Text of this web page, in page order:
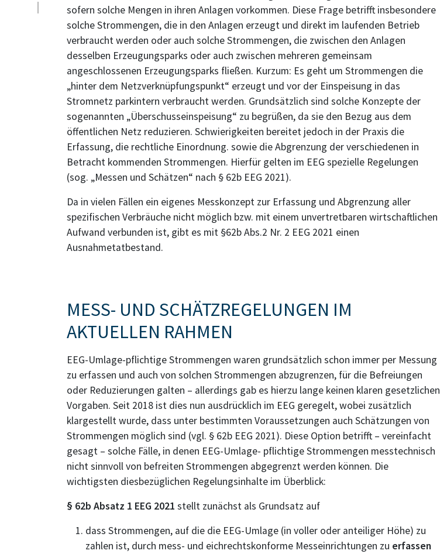
sofern solche Mengen in ihren Anlagen vorkommen. Diese Frage betrifft insbesondere
solche Strommengen, die in den Anlagen erzeugt und direkt im laufenden Betrieb
verbraucht werden oder auch solche Strommengen, die zwischen den Anlagen
desselben Erzeugungsparks oder auch zwischen mehreren gemeinsam
angeschlossenen Erzeugungsparks fließen. Kurzum: Es geht um Strommengen die
„hinter dem Netzverknüpfungspunkt“ erzeugt und vor der Einspeisung in das
Stromnetz parkintern verbraucht werden. Grundsätzlich sind solche Konzepte der
sogenannten „Überschusseinspeisung“ zu begrüßen, da sie den Bezug aus dem
öffentlichen Netz reduzieren. Schwierigkeiten bereitet jedoch in der Praxis die
Erfassung, die rechtliche Einordnung. sowie die Abgrenzung der verschiedenen in
Betracht kommenden Strommengen. Hierfür gelten im EEG spezielle Regelungen
(sog. „Messen und Schätzen“ nach § 62b EEG 2021).
Da in vielen Fällen ein eigenes Messkonzept zur Erfassung und Abgrenzung aller
spezifischen Verbräuche nicht möglich bzw. mit einem unvertretbaren wirtschaftlichen
Aufwand verbunden ist, gibt es mit §62b Abs.2 Nr. 2 EEG 2021 einen
Ausnahmetatbestand.
MESS- UND SCHÄTZREGELUNGEN IM
AKTUELLEN RAHMEN
EEG-Umlage-pflichtige Strommengen waren grundsätzlich schon immer per Messung
zu erfassen und auch von solchen Strommengen abzugrenzen, für die Befreiungen
oder Reduzierungen galten – allerdings gab es hierzu lange keinen klaren gesetzlichen
Vorgaben. Seit 2018 ist dies nun ausdrücklich im EEG geregelt, wobei zusätzlich
klargestellt wurde, dass unter bestimmten Voraussetzungen auch Schätzungen von
Strommengen möglich sind (vgl. § 62b EEG 2021). Diese Option betrifft – vereinfacht
gesagt – solche Fälle, in denen EEG-Umlage- pflichtige Strommengen messtechnisch
nicht sinnvoll von befreiten Strommengen abgegrenzt werden können. Die
wichtigsten diesbezüglichen Regelungsinhalte im Überblick:
§ 62b Absatz 1 EEG 2021 stellt zunächst als Grundsatz auf
dass Strommengen, auf die die EEG-Umlage (in voller oder anteiliger Höhe) zu
zahlen ist, durch mess- und eichrechtskonforme Messeinrichtungen zu erfassen